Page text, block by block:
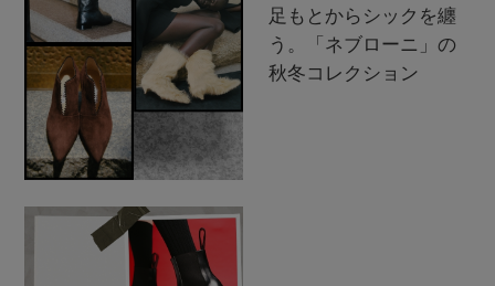
足もとからシックを纏
う。「ネブローニ」の
秋冬コレクション